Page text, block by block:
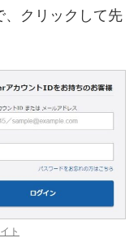
、クリックして先
ト